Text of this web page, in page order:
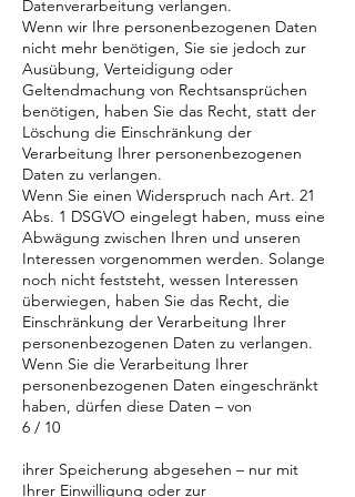
Datenverarbeitung verlangen.
Wenn wir Ihre personenbezogenen Daten
nicht mehr benötigen, Sie sie jedoch zur
Ausübung, Verteidigung oder
Geltendmachung von Rechtsansprüchen
benötigen, haben Sie das Recht, statt der
Löschung die Einschränkung der
Verarbeitung Ihrer personenbezogenen
Daten zu verlangen.
Wenn Sie einen Widerspruch nach Art. 21
Abs. 1 DSGVO eingelegt haben, muss eine
Abwägung zwischen Ihren und unseren
Interessen vorgenommen werden. Solange
noch nicht feststeht, wessen Interessen
überwiegen, haben Sie das Recht, die
Einschränkung der Verarbeitung Ihrer
personenbezogenen Daten zu verlangen.
Wenn Sie die Verarbeitung Ihrer
personenbezogenen Daten eingeschränkt
haben, dürfen diese Daten – von
6 / 10
ihrer Speicherung abgesehen – nur mit
Ihrer Einwilligung oder zur